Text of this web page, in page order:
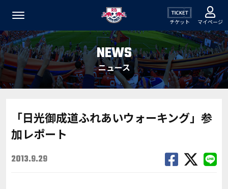
チケット マイページ
NEWS
ニュース
「日光御成道ふれあいウォーキング」参
加レポート
2013.9.29